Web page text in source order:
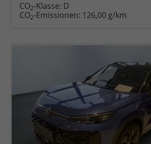
CO2-Klasse: D
CO2-Emissionen: 126,00 g/km